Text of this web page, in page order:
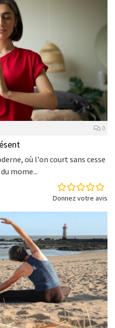
0
où l'on court sans cesse
mome...
Donnez votre avis